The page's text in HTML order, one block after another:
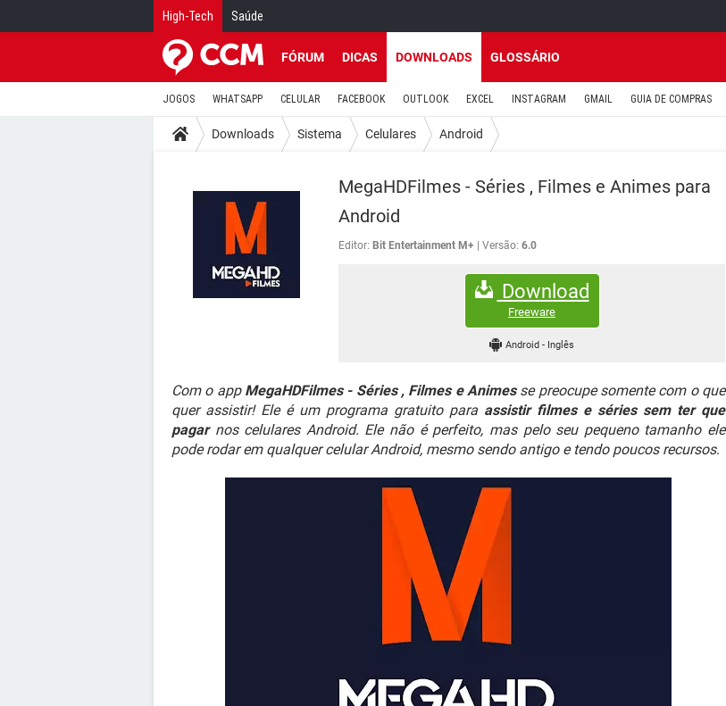
High-Tech Saúde
FÓRUM DICAS DOWNLOADS GLOSSÁRIO
JOGOS WHATSAPP CELULAR FACEBOOK OUTLOOK EXCEL INSTAGRAM GMAIL GUIA DE COMPRAS
Downloads Sistema Celulares Android
MegaHDFilmes - Séries , Filmes e Animes para
Android
Editor: Bit Entertainment M+ Versão: 6.0
Download
Freeware
Android - Inglês
Com o app MegaHDFilmes - Séries , Filmes e Animesse preocupe somente com o que
quer assistir! Ele é um programa gratuito para assistir filmes e séries sem ter que
pagarnos celulares Android. Ele não é perfeito, mas pelo seu pequeno tamanho ele
pode rodar em qualquer celular Android, mesmo sendo antigo e tendo poucos recursos.